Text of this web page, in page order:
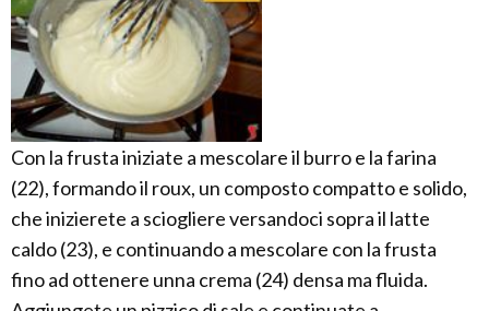
Con la frusta iniziate a mescolare il burro e la farina
(22), formando il roux, un composto compatto e solido,
che inizierete a sciogliere versandoci sopra il latte
caldo (23), e continuando a mescolare con la frusta
fino ad ottenere unna crema (24) densa ma fluida.